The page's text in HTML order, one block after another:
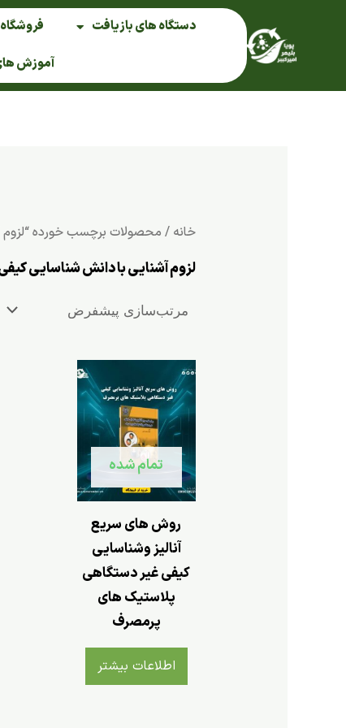
دستگاه های بازیافت فروشگاه
آموزش
خانه / محصولات برچسب خورده “لزوم
لزوم آشنایی با دانش شناسایی
تمام شده
روش های سریع
آنالیز وشناسایی
کیفی غیر دستگاهی
پلاستیک های
پرمصرف
اطلاعات بیشتر